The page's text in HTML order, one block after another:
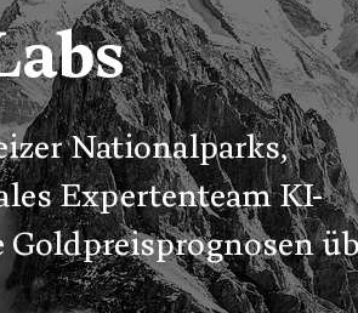
Nationalparks,
Expertenteam KI-